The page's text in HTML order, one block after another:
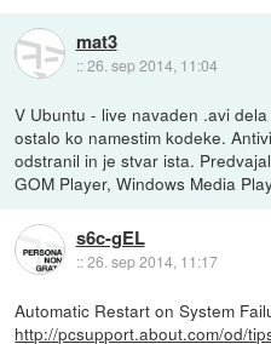
mat3
::26. sep 2014, 11:04
V Ubuntu - live navaden .avi
ostalo ko namestim kodeke.
odstranil in je stvar ista.
GOM Player, Windows Media
s6c-gEL
::26. sep 2014, 11:17
Automatic Restart on System
http://pcsupport.about.com/od/